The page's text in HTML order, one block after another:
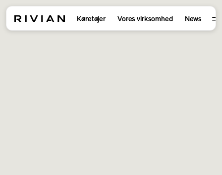
Køretøjer Vores virksomhed News